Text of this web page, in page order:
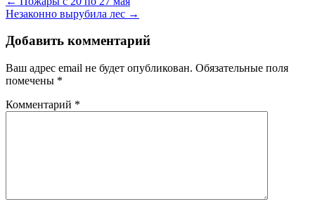
Незаконно вырубила лес →
Добавить комментарий
Ваш адрес email не будет опубликован. Обязательные поля
помечены *
Комментарий *